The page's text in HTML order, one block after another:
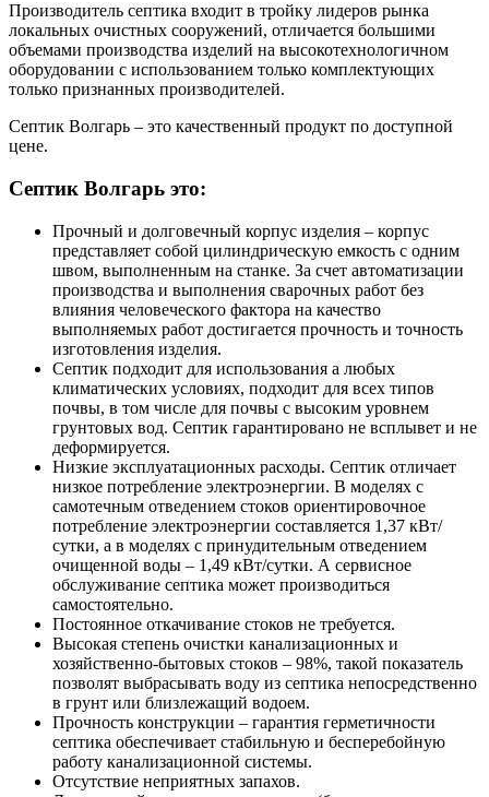
Производитель септика входит в тройку лидеров рынка
локальных очистных сооружений, отличается большими
объемами производства изделий на высокотехнологичном
оборудовании с использованием только комплектующих
только признанных производителей.
Септик Волгарь – это качественный продукт по доступной
цене.
Септик Волгарь это:
Прочный и долговечный корпус изделия – корпус
представляет собой цилиндрическую емкость с одним
швом, выполненным на станке. За счет автоматизации
производства и выполнения сварочных работ без
влияния человеческого фактора на качество
выполняемых работ достигается прочность и точность
изготовления изделия.
Септик подходит для использования а любых
климатических условиях, подходит для всех типов
почвы, в том числе для почвы с высоким уровнем
грунтовых вод. Септик гарантировано не всплывет и не
деформируется.
Низкие эксплуатационных расходы. Септик отличает
низкое потребление электроэнергии. В моделях с
самотечным отведением стоков ориентировочное
потребление электроэнергии составляется 1,37 кВт/
сутки, а в моделях с принудительным отведением
очищенной воды – 1,49 кВт/сутки. А сервисное
обслуживание септика может производиться
самостоятельно.
Постоянное откачивание стоков не требуется.
Высокая степень очистки канализационных и
хозяйственно-бытовых стоков – 98%, такой показатель
позволят выбрасывать воду из септика непосредственно
в грунт или близлежащий водоем.
Прочность конструкции – гарантия герметичности
септика обеспечивает стабильную и бесперебойную
работу канализационной системы.
Отсутствие неприятных запахов.